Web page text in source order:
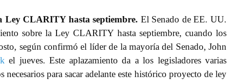
Ley CLARITY hasta septiembre. El Senado de EE. UU.
sobre la Ley CLARITY hasta septiembre, cuando los
según confirmó el líder de la mayoría del Senado, John
el jueves. Este aplazamiento da a los legisladores varias
necesarios para sacar adelante este histórico proyecto de ley